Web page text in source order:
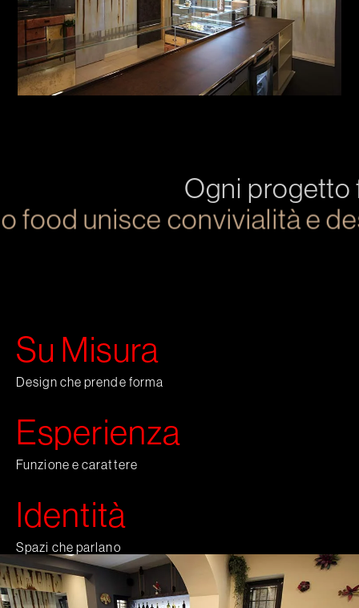
Ogni progetto
food unisce convivialità e
Su Misura
Design che prende forma
Esperienza
Funzione e carattere
Identità
Spazi che parlano